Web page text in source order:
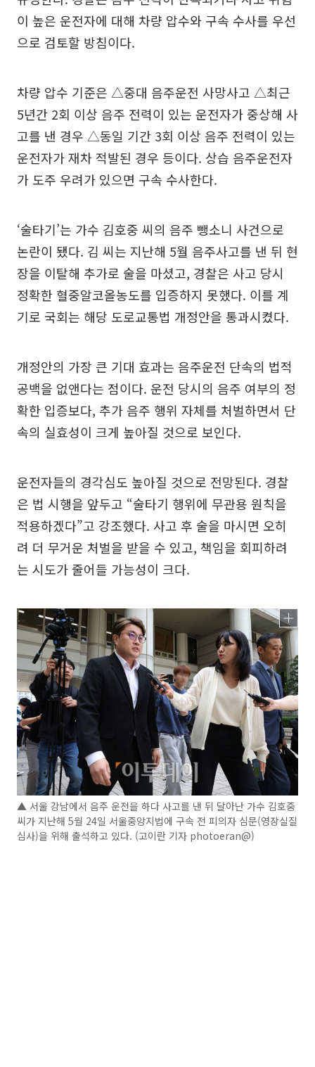
이 높은 운전자에 대해 차량 압수와 구속 수사를 우선
으로 검토할 방침이다.
차량 압수 기준은 △중대 음주운전 사망사고 △최근
5년간 2회 이상 음주 전력이 있는 운전자가 중상해 사
고를 낸 경우 △동일 기간 3회 이상 음주 전력이 있는
운전자가 재차 적발된 경우 등이다. 상습 음주운전자
가 도주 우려가 있으면 구속 수사한다.
‘술타기’는 가수 김호중 씨의 음주 뺑소니 사건으로
논란이 됐다. 김 씨는 지난해 5월 음주사고를 낸 뒤 현
장을 이탈해 추가로 술을 마셨고, 경찰은 사고 당시
정확한 혈중알코올농도를 입증하지 못했다. 이를 계
기로 국회는 해당 도로교통법 개정안을 통과시켰다.
개정안의 가장 큰 기대 효과는 음주운전 단속의 법적
공백을 없앤다는 점이다. 운전 당시의 음주 여부의 정
확한 입증보다, 추가 음주 행위 자체를 처벌하면서 단
속의 실효성이 크게 높아질 것으로 보인다.
운전자들의 경각심도 높아질 것으로 전망된다. 경찰
은 법 시행을 앞두고 “술타기 행위에 무관용 원칙을
적용하겠다”고 강조했다. 사고 후 술을 마시면 오히
려 더 무거운 처벌을 받을 수 있고, 책임을 회피하려
는 시도가 줄어들 가능성이 크다.
▲ 서울 강남에서 음주 운전을 하다 사고를 낸 뒤 달아난 가수 김호중
씨가 지난해 5월 24일 서울중앙지법에 구속 전 피의자 심문(영장실질
심사)을 위해 출석하고 있다. (고이란 기자 photoeran@)